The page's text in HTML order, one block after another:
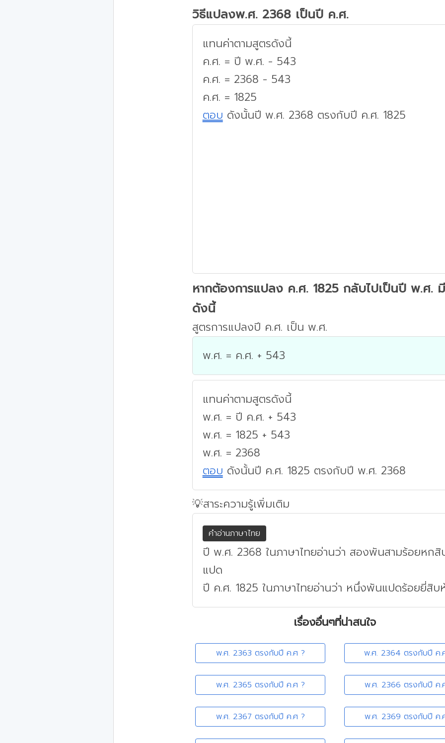
วิธีแปลงพ.ศ. 2368 เป็นปี ค.ศ.
แทนค่าตามสูตรดังนี้
ค.ศ. = ปี พ.ศ. - 543
ค.ศ. = 2368 - 543
ค.ศ. = 1825
ตอบ ดังนั้นปี พ.ศ. 2368 ตรงกับปี ค.ศ. 1825
หากต้องการแปลง ค.ศ. 1825 กลับไปเป็นปี พ.ศ.
ดังนี้
สูตรการแปลงปี ค.ศ. เป็น พ.ศ.
พ.ศ. = ค.ศ. + 543
แทนค่าตามสูตรดังนี้
พ.ศ. = ปี ค.ศ. + 543
พ.ศ. = 1825 + 543
พ.ศ. = 2368
ตอบ ดังนั้นปี ค.ศ. 1825 ตรงกับปี พ.ศ. 2368
💡สาระความรู้เพิ่มเติม
คำอ่านภาษาไทย
ปี พ.ศ. 2368 ในภาษาไทยอ่านว่า สองพันสามร้อยหกสิ
แปด
ปี ค.ศ. 1825 ในภาษาไทยอ่านว่า หนึ่งพันแปดร้อยยี่สิบ
เรื่องอื่นๆที่น่าสนใจ
พ.ศ. 2363 ตรงกับปี ค.ศ ? พ.ศ. 2364 ตรงกับปี ค.
พ.ศ. 2365 ตรงกับปี ค.ศ ? พ.ศ. 2366 ตรงกับปี ค.
พ.ศ. 2367 ตรงกับปี ค.ศ ? พ.ศ. 2369 ตรงกับปี ค.